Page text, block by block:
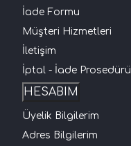
İade Formu
Müşteri Hizmetleri
İletişim
İptal - İade Prosedürü
HESABIM
Üyelik Bilgilerim
Adres Bilgilerim